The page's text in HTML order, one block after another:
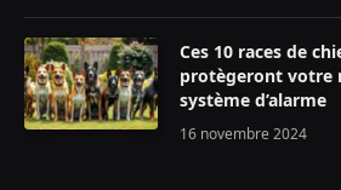
Ces 10 races de
protègeront votre
système d’alarme
16 novembre 2024